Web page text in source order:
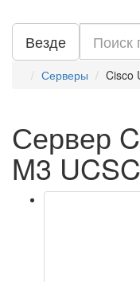
Везде
Серверы Cisco
Сервер
M3